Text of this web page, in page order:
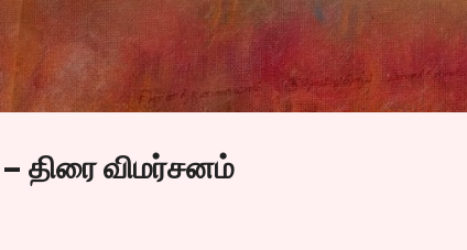
Skip to main content
திரை விமர்சனம்